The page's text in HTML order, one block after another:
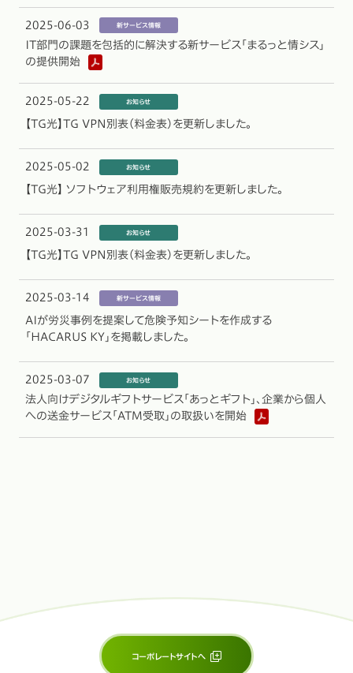
2025-06-03
IT部門の課題を包括的に解決する新サービス「まるっと情シス」
の提供開始
2025-05-22
【TG光】TG VPN別表（料金表）を更新しました。
2025-05-02
【TG光】 ソフトウェア利用権販売規約を更新しました。
2025-03-31
【TG光】TG VPN別表（料金表）を更新しました。
2025-03-14
AIが労災事例を提案して危険予知シートを作成する
「HACARUS KY」を掲載しました。
2025-03-07
法人向けデジタルギフトサービス「あっとギフト」、企業から個人
への送金サービス「ATM受取」の取扱いを開始
コーポレートサイトへ